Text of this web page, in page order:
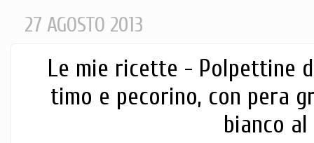
27 AGOSTO 2013
Le mie ricette - Polpettine
timo e pecorino, con pera
bianco